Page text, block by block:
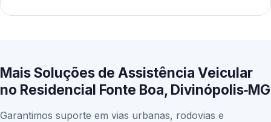
Mais Soluções de Assistência Veicular
no Residencial Fonte Boa, Divinópolis‑MG
Garantimos suporte em vias urbanas, rodovias e